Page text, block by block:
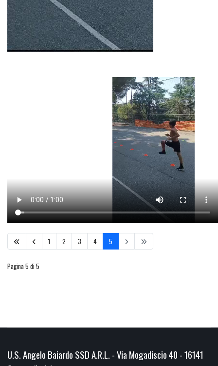
1 2 3 4 5
Pagina 5 di 5
U.S. Angelo Baiardo SSD A.R.L. - Via Mogadiscio 40 - 16141